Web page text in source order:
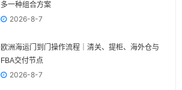
多一种组合方案
2026-8-7
欧洲海运门到门操作流程｜清关、提柜、海外仓与
FBA交付节点
2026-8-7